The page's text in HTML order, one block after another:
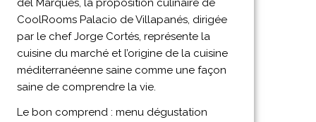
CoolRooms Palacio de Villapanés, dirigée
par le chef Jorge Cortés, représente la
cuisine du marché et l’origine de la cuisine
méditerranéenne saine comme une façon
saine de comprendre la vie.
Le bon comprend : menu dégustation